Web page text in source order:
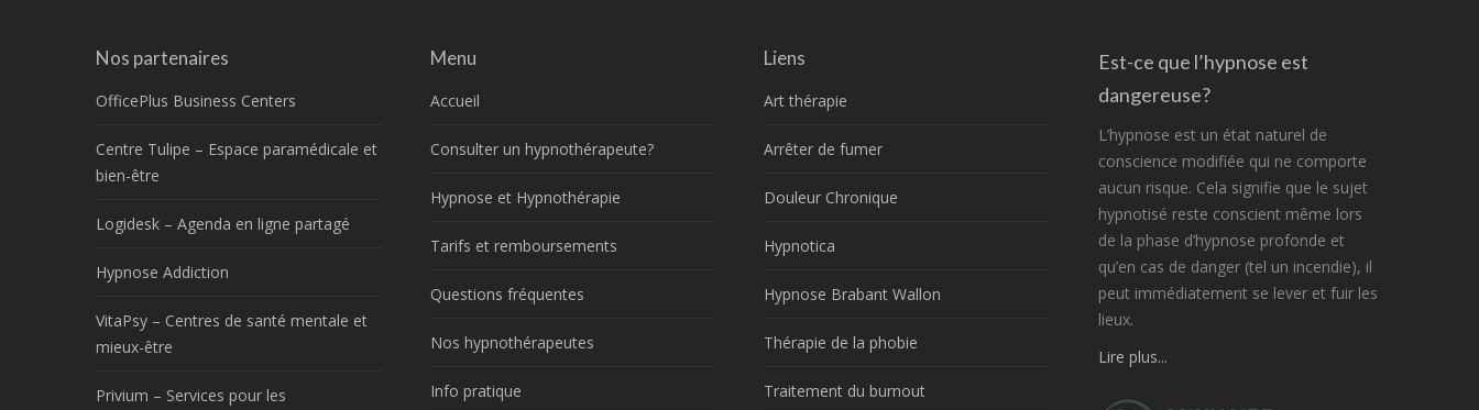
Nos partenaires
OfficePlus Business Centers
Centre Tulipe – Espace paramédicale et
bien-être
Logidesk – Agenda en ligne partagé
Hypnose Addiction
VitaPsy – Centres de santé mentale et
mieux-être
Privium – Services pour les
Menu
Accueil
Consulter un hypnothérapeute?
Hypnose et Hypnothérapie
Tarifs et remboursements
Questions fréquentes
Nos hypnothérapeutes
Info pratique
Liens
Art thérapie
Arrêter de fumer
Douleur Chronique
Hypnotica
Hypnose Brabant Wallon
Thérapie de la phobie
Traitement du burnout
Est-ce que l’hypnose est
dangereuse?
L’hypnose est un état naturel de
conscience modifiée qui ne comporte
aucun risque. Cela signifie que le sujet
hypnotisé reste conscient même lors
de la phase d’hypnose profonde et
qu’en cas de danger (tel un incendie), il
peut immédiatement se lever et fuir les
lieux.
Lire plus...